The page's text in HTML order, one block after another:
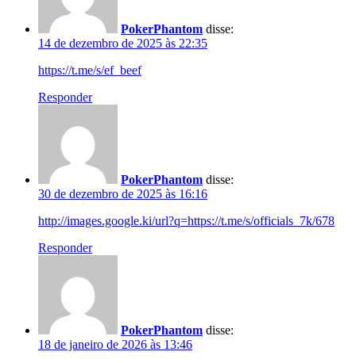
PokerPhantom disse:
14 de dezembro de 2025 às 22:35
https://t.me/s/ef_beef
Responder
PokerPhantom disse:
30 de dezembro de 2025 às 16:16
http://images.google.ki/url?q=https://t.me/s/officials_7k/678
Responder
PokerPhantom disse:
18 de janeiro de 2026 às 13:46